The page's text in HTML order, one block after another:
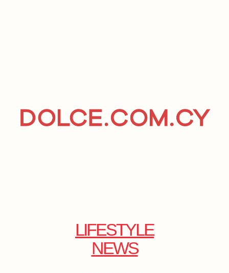
LIFESTYLE
NEWS